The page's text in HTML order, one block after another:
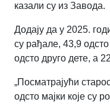
казали су из Завода.
Додају да у 2025.
су рађале, 43,9
одсто друго дете, а
„Посматрајући
одсто мајки које су